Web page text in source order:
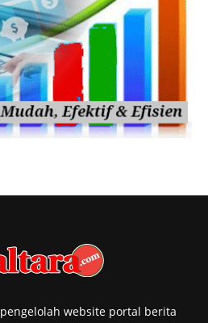
pengelolah website portal berita